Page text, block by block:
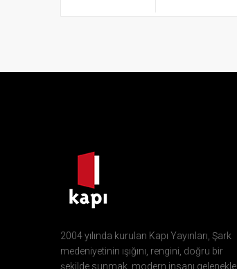
2004 yılında kurulan Kapı Yayınları, Şark
medeniyetinin ışığını, rengini, doğru bir
şekilde sunmak, modern insanı gelenekle